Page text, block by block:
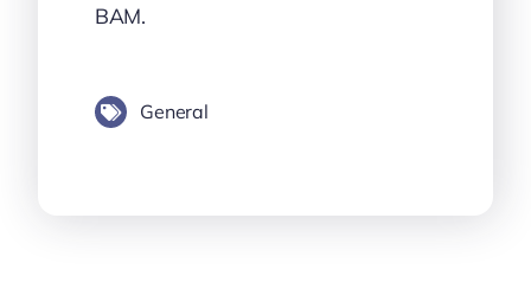
BAM.
General